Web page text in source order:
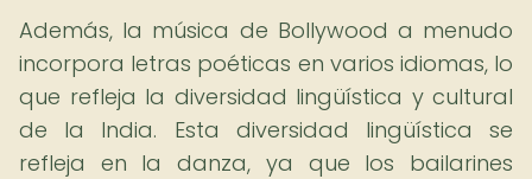
Además, la música de Bollywood a menudo
incorpora letras poéticas en varios idiomas, lo
que refleja la diversidad lingüística y cultural
de la India. Esta diversidad lingüística se
refleja en la danza, ya que los bailarines